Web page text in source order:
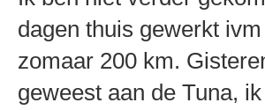
dagen thuis gewerkt
zomaar 200 km.
geweest aan de Tuna,